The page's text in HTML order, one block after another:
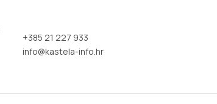
+385 21 227 933
info@kastela-info.hr